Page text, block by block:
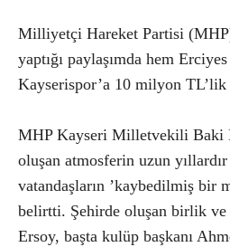
Milliyetçi Hareket Partisi
yaptığı paylaşımda hem
Kayserispor’a 10 milyon TL’lik
MHP Kayseri Milletvekili Baki
oluşan atmosferin uzun
vatandaşların ’kaybedilmiş bir
belirtti. Şehirde oluşan birlik
Ersoy, başta kulüp başkanı